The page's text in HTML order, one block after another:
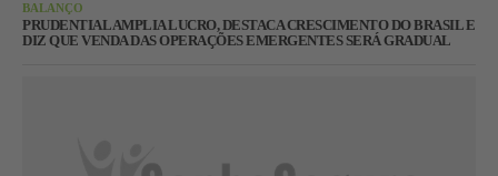
BALANÇO
PRUDENTIAL AMPLIA LUCRO, DESTACA CRESCIMENTO DO BRASIL E
DIZ QUE VENDA DAS OPERAÇÕES EMERGENTES SERÁ GRADUAL